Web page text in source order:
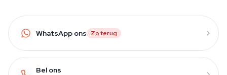
WhatsApp ons Zo terug
Bel ons